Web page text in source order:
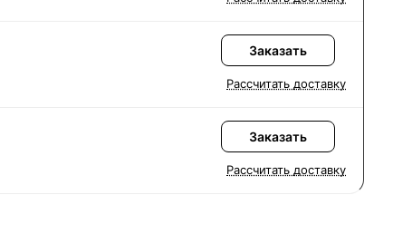
Заказать
Рассчитать доставку
Заказать
Рассчитать доставку